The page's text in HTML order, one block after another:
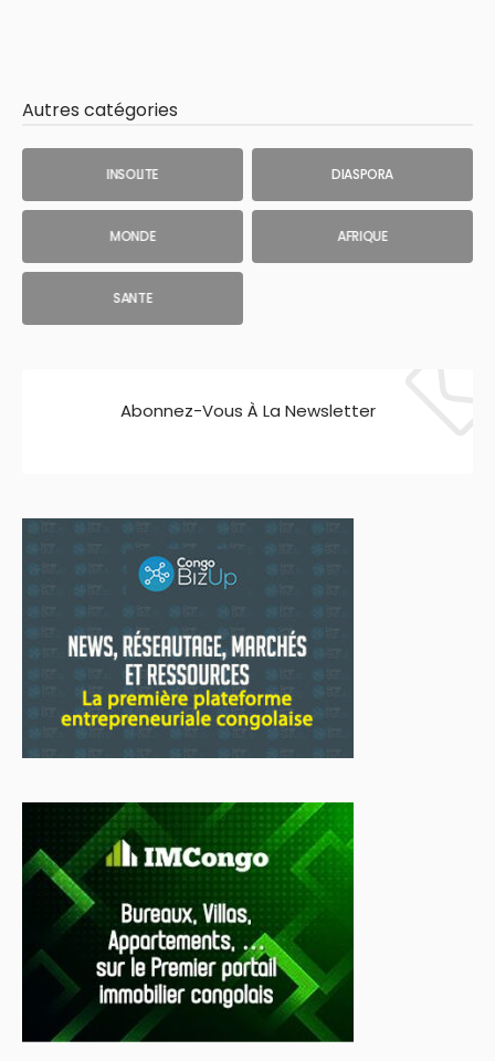
Autres catégories
INSOLITE DIASPORA
MONDE AFRIQUE
SANTE
Abonnez-Vous À La Newsletter